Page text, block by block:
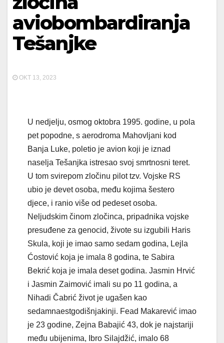
aviobombardiranja
Tešanjke
OKT 13, 2023
U nedjelju, osmog oktobra 1995. godine, u pola
pet popodne, s aerodroma Mahovljani kod
Banja Luke, poletio je avion koji je iznad
naselja Tešanjka istresao svoj smrtnosni teret.
U tom svirepom zločinu pilot tzv. Vojske RS
ubio je devet osoba, među kojima šestero
djece, i ranio više od pedeset osoba.
Neljudskim činom zločinca, pripadnika vojske
presuđene za genocid, živote su izgubili Haris
Skula, koji je imao samo sedam godina, Lejla
Ćostović koja je imala 8 godina, te Sabira
Bekrić koja je imala deset godina. Jasmin Hrvić
i Jasmin Zaimović imali su po 11 godina, a
Nihadi Čabrić život je ugašen kao
sedamnaestgodišnjakinji. Fead Makarević imao
je 23 godine, Zejna Babajić 43, dok je najstariji
među ubijenima, Ibro Silajdžić, imalo 68